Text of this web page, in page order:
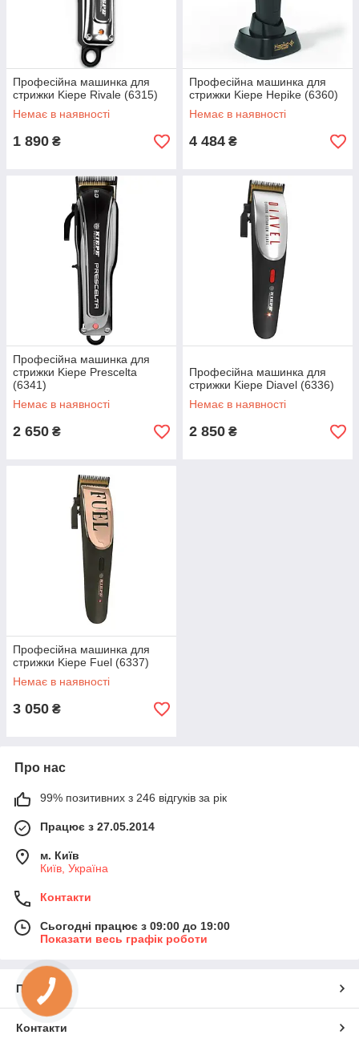
Професійна машинка для
стрижки Kiepe Rivale (6315)
Немає в наявності
1 890 ₴
Професійна машинка для
стрижки Kiepe Hepike (6360)
Немає в наявності
4 484 ₴
Професійна машинка для
стрижки Kiepe Prescelta
(6341)
Немає в наявності
2 650 ₴
Професійна машинка для
стрижки Kiepe Diavel (6336)
Немає в наявності
2 850 ₴
Професійна машинка для
стрижки Kiepe Fuel (6337)
Немає в наявності
3 050 ₴
Про нас
99% позитивних з 246 відгуків за рік
Працює з 27.05.2014
м. Київ
Київ, Україна
Контакти
Сьогодні працює з 09:00 до 19:00
Показати весь графік роботи
Про нас
Контакти